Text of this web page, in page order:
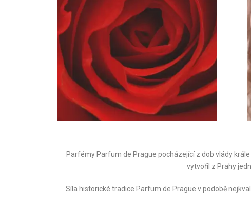
Parfémy Parfum de Prague pocházející z dob vlády
vytvořil z Prahy
Síla historické tradice Parfum de Prague v podobě